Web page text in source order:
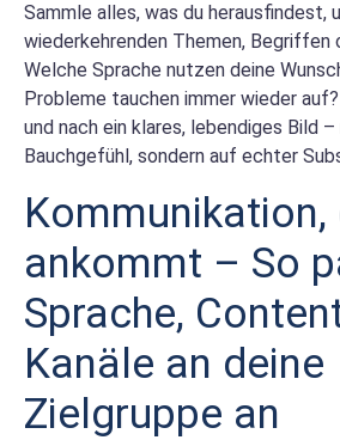
Sammle alles, was du herausfindest,
wiederkehrenden Themen, Begriffen
Welche Sprache nutzen deine
Probleme tauchen immer wieder
und nach ein klares, lebendiges Bild
Bauchgefühl, sondern auf echter
Kommunikation,
ankommt – So
Sprache,
Kanäle an deine
Zielgruppe an